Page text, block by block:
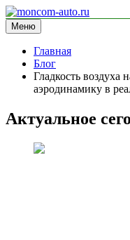
Перейти
к
содержимому
moncom-auto.ru
блог про автомобили
Меню
Главная
Блог
Гладкость воздуха
аэродинамику в
Актуальное